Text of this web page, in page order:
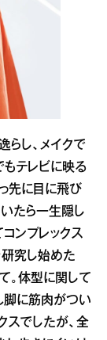
らし、メイクで
もテレビに映る
先に目に飛び
たら一生隠し
ンプレックス
研究し始めた
。体型に関して
脚に筋肉がつい
スでしたが、全